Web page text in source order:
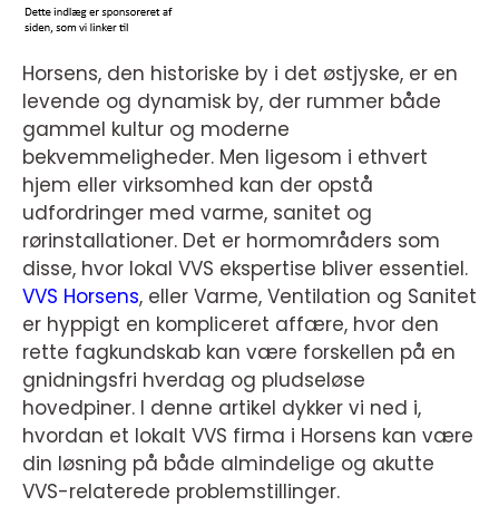
Horsens, den historiske by i det østjyske, er en
levende og dynamisk by, der rummer både
gammel kultur og moderne
bekvemmeligheder. Men ligesom i ethvert
hjem eller virksomhed kan der opstå
udfordringer med varme, sanitet og
rørinstallationer. Det er hormområders som
disse, hvor lokal VVS ekspertise bliver essentiel.
VVS Horsens, eller Varme, Ventilation og Sanitet
er hyppigt en kompliceret affære, hvor den
rette fagkundskab kan være forskellen på en
gnidningsfri hverdag og pludseløse
hovedpiner. I denne artikel dykker vi ned i,
hvordan et lokalt VVS firma i Horsens kan være
din løsning på både almindelige og akutte
VVS-relaterede problemstillinger.